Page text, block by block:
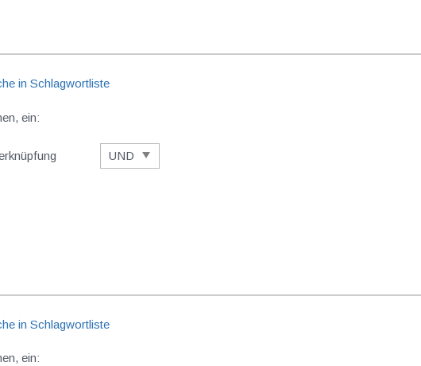
in Schlagwortliste
ein:
in Schlagwortliste
ein: